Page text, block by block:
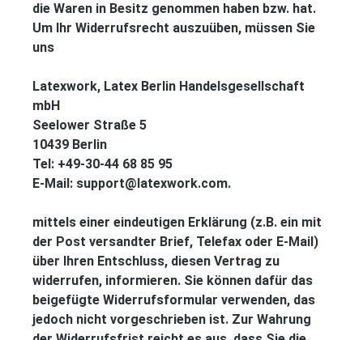
die Waren in Besitz genommen haben bzw. hat.
Um Ihr Widerrufsrecht auszuüben, müssen Sie
uns
Latexwork, Latex Berlin Handelsgesellschaft
mbH
Seelower Straße 5
10439 Berlin
Tel: +49-30-44 68 85 95
E-Mail: support@latexwork.com.
mittels einer eindeutigen Erklärung (z.B. ein mit
der Post versandter Brief, Telefax oder E-Mail)
über Ihren Entschluss, diesen Vertrag zu
widerrufen, informieren. Sie können dafür das
beigefügte Widerrufsformular verwenden, das
jedoch nicht vorgeschrieben ist. Zur Wahrung